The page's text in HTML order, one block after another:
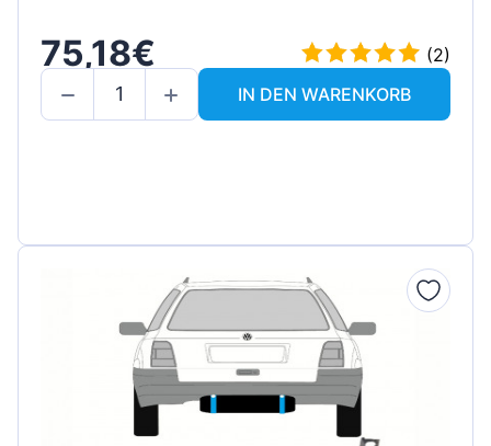
75,18€
(2)
IN DEN WARENKORB